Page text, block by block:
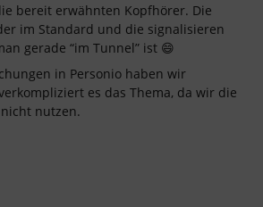
bereit erwähnten Kopfhörer. Die
im Standard und die signalisieren
gerade “im Tunnel” ist 😄
in Personio haben wir
es das Thema, da wir die
nutzen.